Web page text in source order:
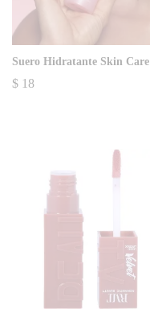
Suero Hidratante Skin Care
$ 18